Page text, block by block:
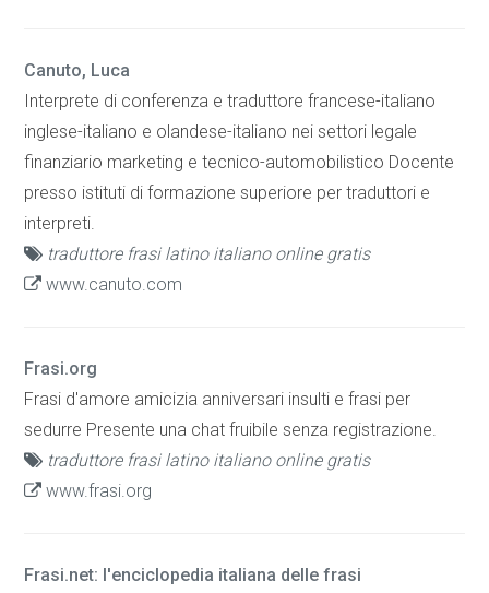
Canuto, Luca
Interprete di conferenza e traduttore francese-italiano
inglese-italiano e olandese-italiano nei settori legale
finanziario marketing e tecnico-automobilistico Docente
presso istituti di formazione superiore per traduttori e
interpreti.
traduttore frasi latino italiano online gratis
www.canuto.com
Frasi.org
Frasi d'amore amicizia anniversari insulti e frasi per
sedurre Presente una chat fruibile senza registrazione.
traduttore frasi latino italiano online gratis
www.frasi.org
Frasi.net: l'enciclopedia italiana delle frasi